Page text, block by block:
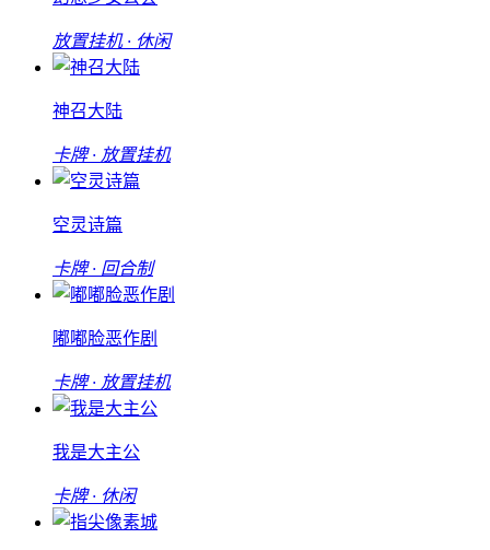
放置挂机 · 休闲
神召大陆
卡牌 · 放置挂机
空灵诗篇
卡牌 · 回合制
嘟嘟脸恶作剧
卡牌 · 放置挂机
我是大主公
卡牌 · 休闲